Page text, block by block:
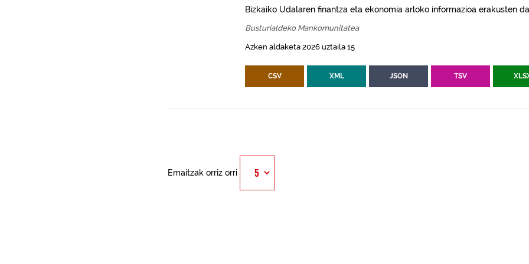
Bizkaiko Udalaren finantza eta ekonomia arloko informazioa erakusten
Busturialdeko Mankomunitatea
Azken aldaketa 2026 uztaila 15
CSV XML JSON TSV
Emaitzak orriz orri